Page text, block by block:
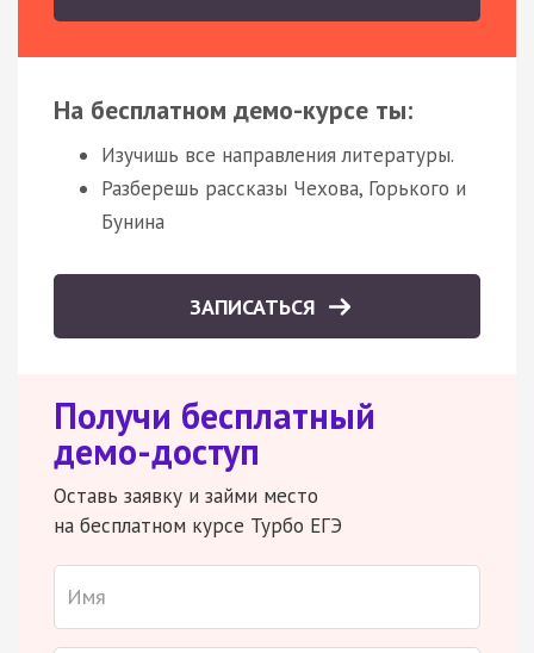
На бесплатном демо-курсе ты:
Изучишь все направления литературы.
Разберешь рассказы Чехова, Горького и
Бунина
ЗАПИСАТЬСЯ
Получи бесплатный
демо-доступ
Оставь заявку и займи место
на бесплатном курсе Турбо ЕГЭ